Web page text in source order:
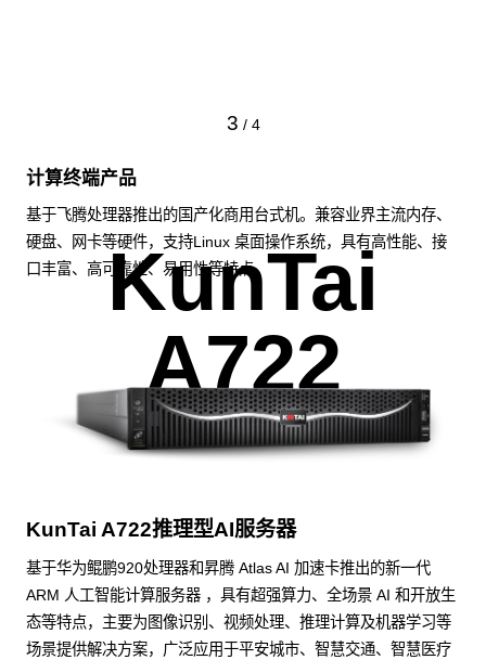
3 / 4
计算终端产品
基于飞腾处理器推出的国产化商用台式机。兼容业界主流内存、
硬盘、网卡等硬件，支持Linux 桌面操作系统，具有高性能、接
口丰富、高可靠性、易用性等特点。
KunTai
A722
KunTai A722推理型AI服务器
基于华为鲲鹏920处理器和昇腾 Atlas AI 加速卡推出的新一代
ARM 人工智能计算服务器 ，具有超强算力、全场景 AI 和开放生
态等特点，主要为图像识别、视频处理、推理计算及机器学习等
场景提供解决方案，广泛应用于平安城市、智慧交通、智慧医疗